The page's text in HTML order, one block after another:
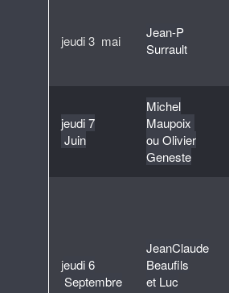
jeudi 3 mai
Jean-P
Surrault
jeudi 7
Juin
Michel
Maupoix
ou Olivier
Geneste
jeudi 6
Septembre
JeanClaude
Beaufils
et Luc